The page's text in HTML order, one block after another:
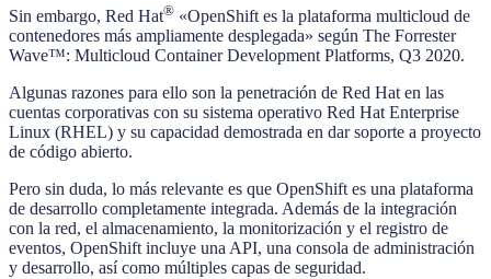
Sin embargo, Red Hat® «OpenShift es la plataforma multicloud de
contenedores más ampliamente desplegada» según The Forrester
Wave™: Multicloud Container Development Platforms, Q3 2020.
Algunas razones para ello son la penetración de Red Hat en las
cuentas corporativas con su sistema operativo Red Hat Enterprise
Linux (RHEL) y su capacidad demostrada en dar soporte a proyecto
de código abierto.
Pero sin duda, lo más relevante es que OpenShift es una plataforma
de desarrollo completamente integrada. Además de la integración
con la red, el almacenamiento, la monitorización y el registro de
eventos, OpenShift incluye una API, una consola de administración
y desarrollo, así como múltiples capas de seguridad.